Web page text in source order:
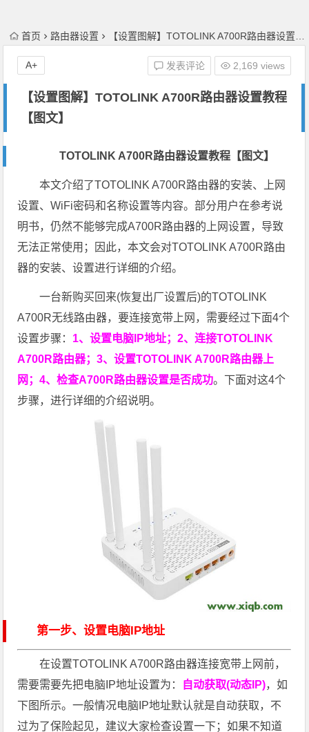
首页 路由器设置 【设置图解】TOTOLINK A700R路由器设置教程【图文】
【设置图解】TOTOLINK A700R路由器设置教程
【图文】
发表评论 2,169 views
A+
TOTOLINK A700R路由器设置教程【图文】
本文介绍了TOTOLINK A700R路由器的安装、上网
设置、WiFi密码和名称设置等内容。部分用户在参考说
明书，仍然不能够完成A700R路由器的上网设置，导致
无法正常使用；因此，本文会对TOTOLINK A700R路由
器的安装、设置进行详细的介绍。
一台新购买回来(恢复出厂设置后)的TOTOLINK
A700R无线路由器，要连接宽带上网，需要经过下面4个
设置步骤： 1、设置电脑IP地址；2、连接TOTOLINK
A700R路由器；3、设置TOTOLINK A700R路由器上
网；4、检查A700R路由器设置是否成功。下面对这4个
步骤，进行详细的介绍说明。
第一步、设置电脑IP地址
在设置TOTOLINK A700R路由器连接宽带上网前，
需要需要先把电脑IP地址设置为：
自动获取(动态IP)，如
下图所示。一般情况电脑IP地址默认就是自动获取，不
过为了保险起见，建议大家检查设置一下；如果不知道